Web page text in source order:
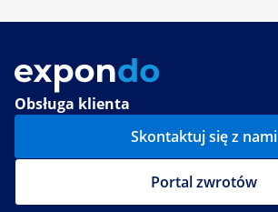
Obsługa klienta
Skontaktuj się z nami
Portal zwrotów